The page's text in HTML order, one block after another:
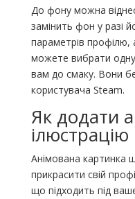
До фону можна
замінить фон у разі
параметрів профілю,
можете вибрати
вам до смаку. Вони
користувача Steam.
Як додати
ілюстрацію
Анімована картинка
прикрасити свій
що підходить під